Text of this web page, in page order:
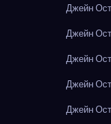
Джейн
Джейн
Джейн
Джейн
Джейн